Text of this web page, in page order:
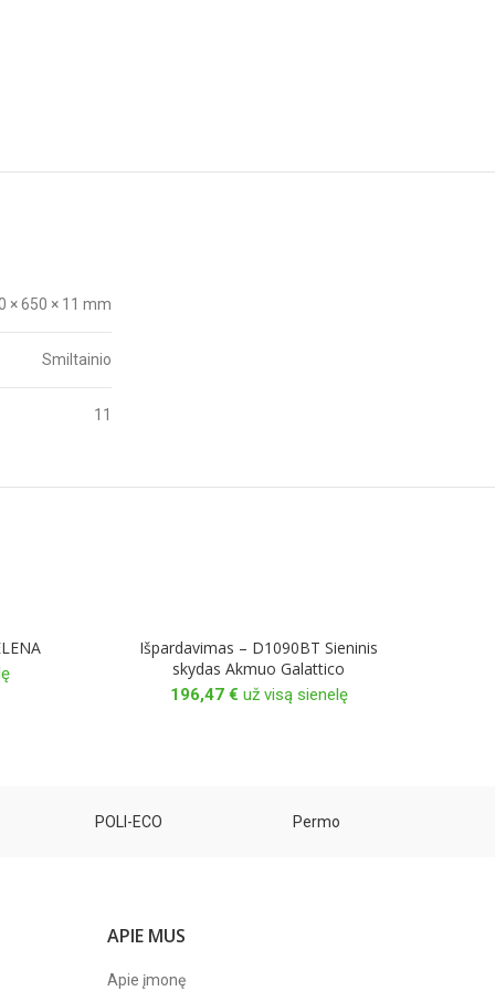
× 650 × 11 mm
Smiltainio
11
Išpardavimas – D1090BT Sieninis
skydas Akmuo Galattico
196,47 € už visą sienelę
POLI-ECO Permo
APIE MUS
Apie įmonę